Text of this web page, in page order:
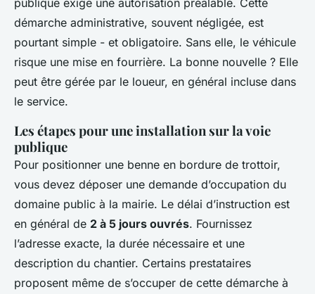
démarche administrative, souvent négligée, est
pourtant simple - et obligatoire. Sans elle, le véhicule
risque une mise en fourrière. La bonne nouvelle ? Elle
peut être gérée par le loueur, en général incluse dans
le service.
Les étapes pour une installation sur la voie
publique
Pour positionner une benne en bordure de trottoir,
vous devez déposer une demande d’occupation du
domaine public à la mairie. Le délai d’instruction est
en général de 2 à 5 jours ouvrés. Fournissez
l’adresse exacte, la durée nécessaire et une
description du chantier. Certains prestataires
proposent même de s’occuper de cette démarche à